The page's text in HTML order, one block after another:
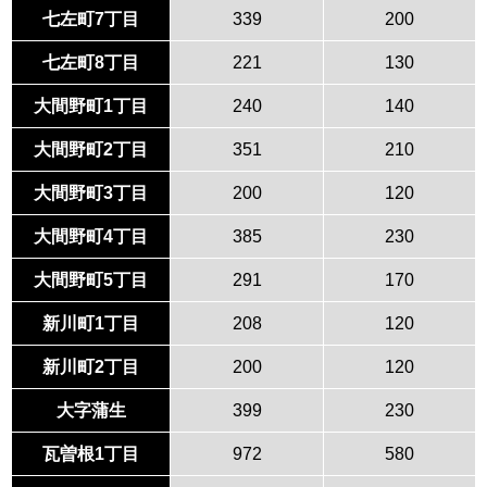
七左町7丁目 339 200
七左町8丁目 221 130
大間野町1丁目 240 140
大間野町2丁目 351 210
大間野町3丁目 200 120
大間野町4丁目 385 230
大間野町5丁目 291 170
新川町1丁目 208 120
新川町2丁目 200 120
大字蒲生 399 230
瓦曽根1丁目 972 580